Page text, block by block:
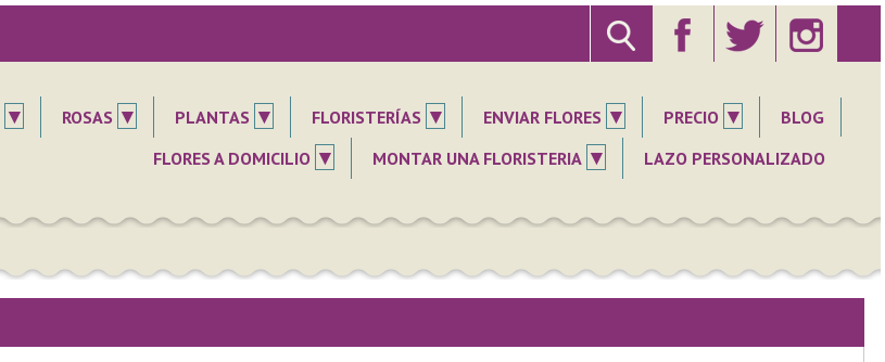
▾ ROSAS ▾ PLANTAS ▾ FLORISTERÍAS ▾ ENVIAR FLORES ▾ PRECIO ▾
BLOG
FLORES A DOMICILIO ▾ MONTAR UNA FLORISTERIA ▾ LAZO PERSONALIZADO